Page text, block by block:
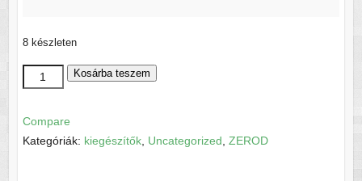
8 készleten
Zerod
hátizsák
Kosárba teszem
Compare
Kategóriák: kiegészítők, Uncategorized ZEROD